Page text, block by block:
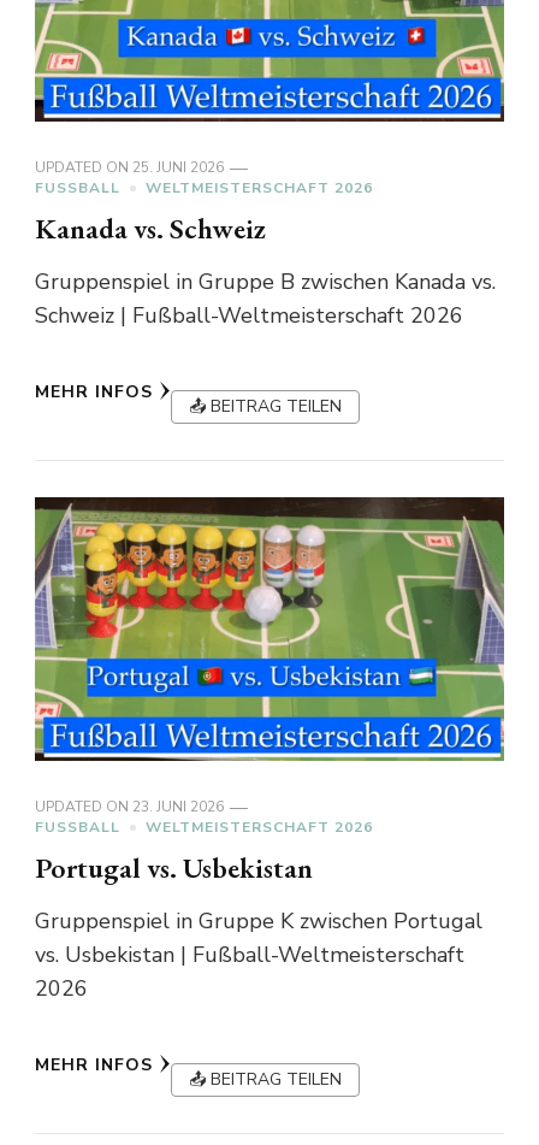
UPDATED ON 25. JUNI 2026
FUSSBALL
WELTMEISTERSCHAFT 2026
Kanada vs. Schweiz
Gruppenspiel in Gruppe B zwischen Kanada vs.
Schweiz | Fußball-Weltmeisterschaft 2026
MEHR INFOS
📤 BEITRAG TEILEN
UPDATED ON 23. JUNI 2026
FUSSBALL
WELTMEISTERSCHAFT 2026
Portugal vs. Usbekistan
Gruppenspiel in Gruppe K zwischen Portugal
vs. Usbekistan | Fußball-Weltmeisterschaft
2026
MEHR INFOS
📤 BEITRAG TEILEN